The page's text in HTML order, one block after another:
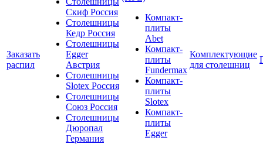
Заказать
распил
Скиф Россия
Столешницы
Кедр Россия
Столешницы
Egger
Австрия
Столешницы
Slotex Россия
Столешницы
Союз Россия
Столешницы
Дюропал
Германия
Компакт-
плиты
Abet
Компакт-
плиты
Fundermax
Компакт-
плиты
Slotex
Компакт-
плиты
Egger
Комплектующие
для столешниц